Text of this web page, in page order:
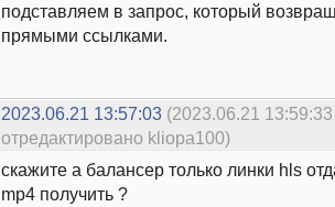
подставляем в запрос, который
прямыми ссылками.
2023.06.21 13:57:03 (2023.06.21 13:59:33
отредактировано kliopa100)
скажите а балансер только линки hls
mp4 получить ?